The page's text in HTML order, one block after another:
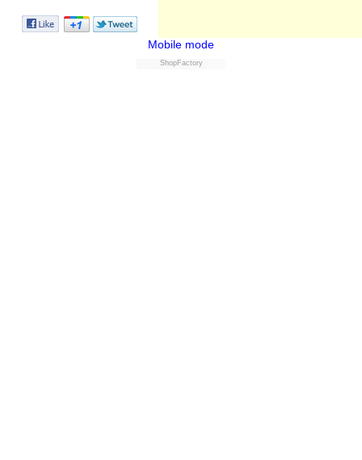
Mobile mode
ShopFactory